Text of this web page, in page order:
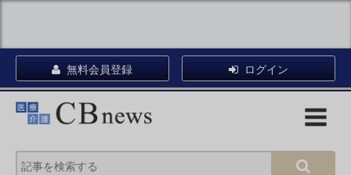
無料会員登録 ログイン